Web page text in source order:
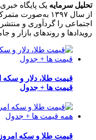
تحلیل سرمایه یک پایگاه
از سال ۱۳۹۷
اجتماعی را گردآوری و
رویدادها و روندهای بازار و
قیمت ها + جدول